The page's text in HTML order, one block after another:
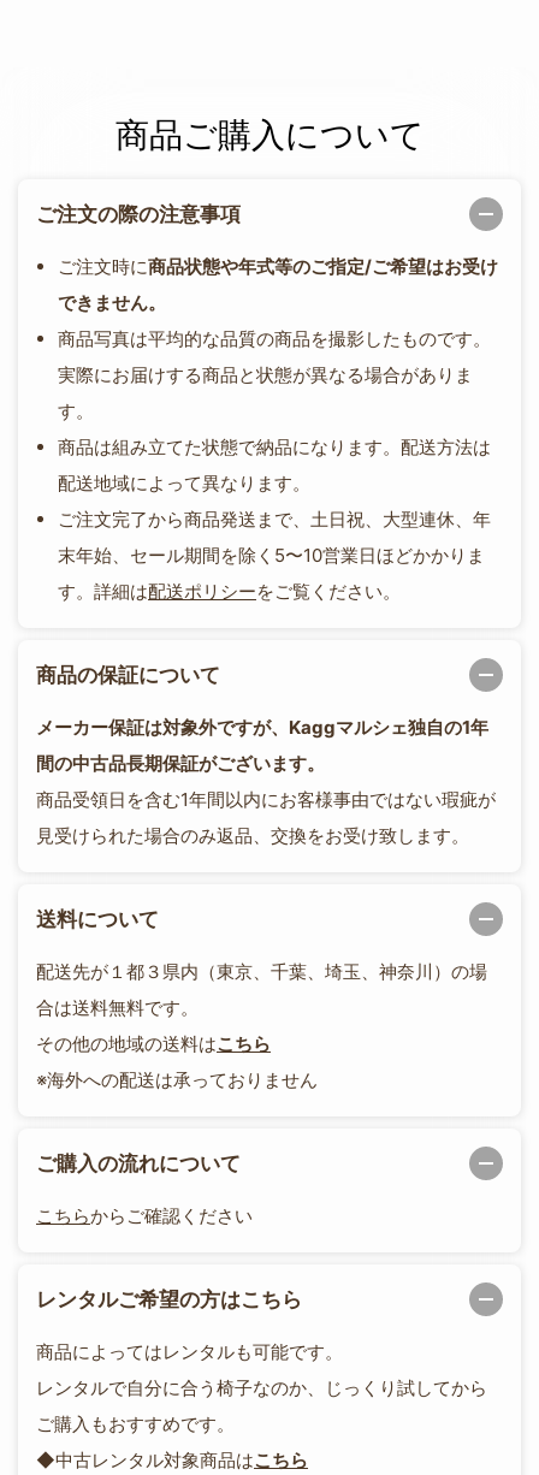
商品ご購入について
ご注文の際の注意事項
ご注文時に商品状態や年式等のご指定/ご希望はお受け
できません。
商品写真は平均的な品質の商品を撮影したものです。
実際にお届けする商品と状態が異なる場合がありま
す。
商品は組み立てた状態で納品になります。配送方法は
配送地域によって異なります。
ご注文完了から商品発送まで、土日祝、大型連休、年
末年始、セール期間を除く5〜10営業日ほどかかりま
す。詳細は配送ポリシーをご覧ください。
商品の保証について
メーカー保証は対象外ですが、Kaggマルシェ独自の1年
間の中古品長期保証がございます。
商品受領日を含む1年間以内にお客様事由ではない瑕疵が
見受けられた場合のみ返品、交換をお受け致します。
送料について
配送先が１都３県内（東京、千葉、埼玉、神奈川）の場
合は送料無料です。
その他の地域の送料はこちら
※海外への配送は承っておりません
ご購入の流れについて
こちらからご確認ください
レンタルご希望の方はこちら
商品によってはレンタルも可能です。
レンタルで自分に合う椅子なのか、じっくり試してから
ご購入もおすすめです。
◆中古レンタル対象商品はこちら